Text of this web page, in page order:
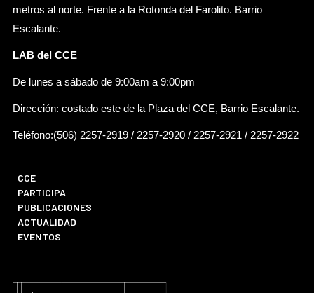
metros al norte. Frente a la Rotonda del Farolito. Barrio
Escalante.
LAB del CCE
De lunes a sábado de 9:00am a 9:00pm
Dirección: costado este de la Plaza del CCE, Barrio Escalante.
Teléfono:(506) 2257-2919 / 2257-2920 / 2257-2921 / 2257-2922
CCE
PARTICIPA
PUBLICACIONES
ACTUALIDAD
EVENTOS